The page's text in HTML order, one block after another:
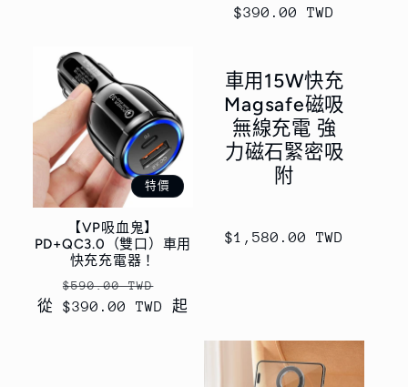
價
$390.00 TWD
特價
【VP吸血鬼】
PD+QC3.0（雙口）車用
快充充電器！
定
價
$590.00 TWD
價
從 $390.00 TWD 起
車用15W快充
Magsafe磁吸
無線充電 強
力磁石緊密吸
附
定
$1,580.00 TWD